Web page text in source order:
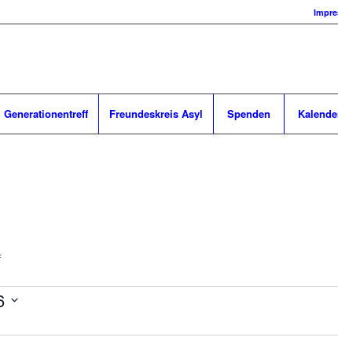
Generationentreff Freundeskreis Asyl Spenden